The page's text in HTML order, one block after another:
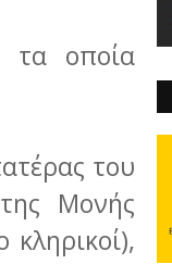
τα οποία
του
Μονής